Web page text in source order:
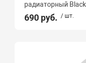
радиаторный
690 руб. / шт.